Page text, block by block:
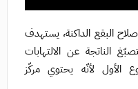
البقع الداكنة، يستهدف
الناتجة عن الالتهابات
الأول لأنّه يحتوي مركّز